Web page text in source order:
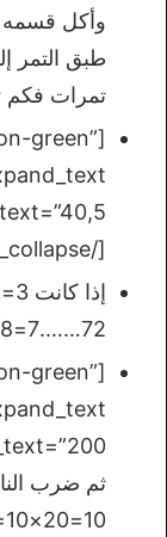
وأكل قسمه
طبق التمر
تمرات فكم
green”
[/bg_collapse]
72…….7=98……….فكم تساوي10=؟
green”